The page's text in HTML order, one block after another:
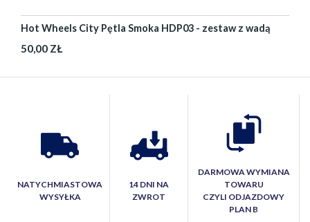
Hot Wheels City Pętla Smoka HDP03 - zestaw z wadą
50,00 ZŁ
NATYCHMIASTOWA
WYSYŁKA
14 DNI NA
ZWROT
DARMOWA WYMIANA
TOWARU
CZYLI ODJAZDOWY
PLAN B